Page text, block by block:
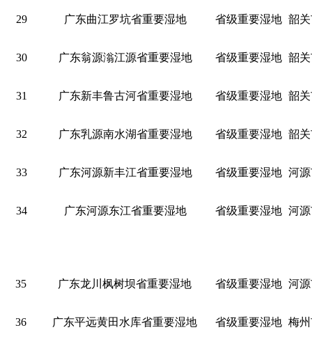
29 广东曲江罗坑省重要湿地 省级重要湿地 韶
30 广东翁源滃江源省重要湿地 省级重要湿地 韶
31 广东新丰鲁古河省重要湿地 省级重要湿地 韶
32 广东乳源南水湖省重要湿地 省级重要湿地 韶
33 广东河源新丰江省重要湿地 省级重要湿地 河
34 广东河源东江省重要湿地 省级重要湿地 河
35 广东龙川枫树坝省重要湿地 省级重要湿地 河
36 广东平远黄田水库省重要湿地 省级重要湿地 梅